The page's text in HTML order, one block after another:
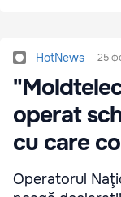
HotNews 25
operat
cu care
Operatorul